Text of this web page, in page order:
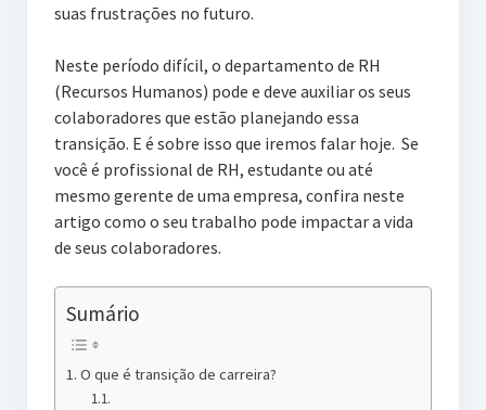
suas frustrações no futuro.
Neste período difícil, o departamento de RH
(Recursos Humanos) pode e deve auxiliar os seus
colaboradores que estão planejando essa
transição. E é sobre isso que iremos falar hoje. Se
você é profissional de RH, estudante ou até
mesmo gerente de uma empresa, confira neste
artigo como o seu trabalho pode impactar a vida
de seus colaboradores.
Sumário
O que é transição de carreira?